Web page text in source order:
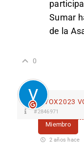
Sumar
de la
0
VOX2023
#2846971
Miembro
2 años hace